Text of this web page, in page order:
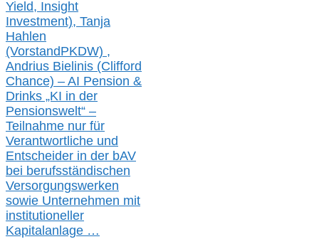
Yield, Insight
Investment), Tanja
Hahlen
(VorstandPKDW) ,
Andrius Bielinis (Clifford
Chance) – AI Pension &
Drinks „KI in der
Pensionswelt“ –
Teilnahme nur für
Verantwortliche und
Entscheider in der bAV
bei berufsständischen
Versorgungswerken
sowie Unternehmen mit
institutioneller
Kapitalanlage …